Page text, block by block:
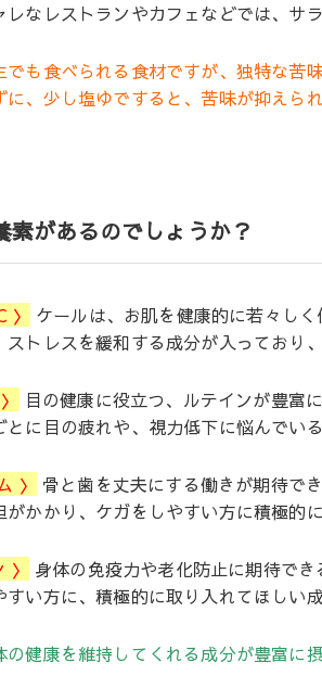
レなレストランやカフェなどでは、サ
でも食べられる食材ですが、独特な苦
に、少し塩ゆですると、苦味が抑えら
素があるのでしょうか？
〉
ケールは、お肌を健康的に若々し
ストレスを緩和する成分が入っており
目の健康に役立つ、ルテインが豊富
に目の疲れや、視力低下に悩んでい
〉
骨と歯を丈夫にする働きが期待で
がかかり、ケガをしやすい方に積極的
〉 身体の免疫力や老化防止に期待でき
い方に、積極的に取り入れてほしい成
健康を維持してくれる成分が豊富に摂